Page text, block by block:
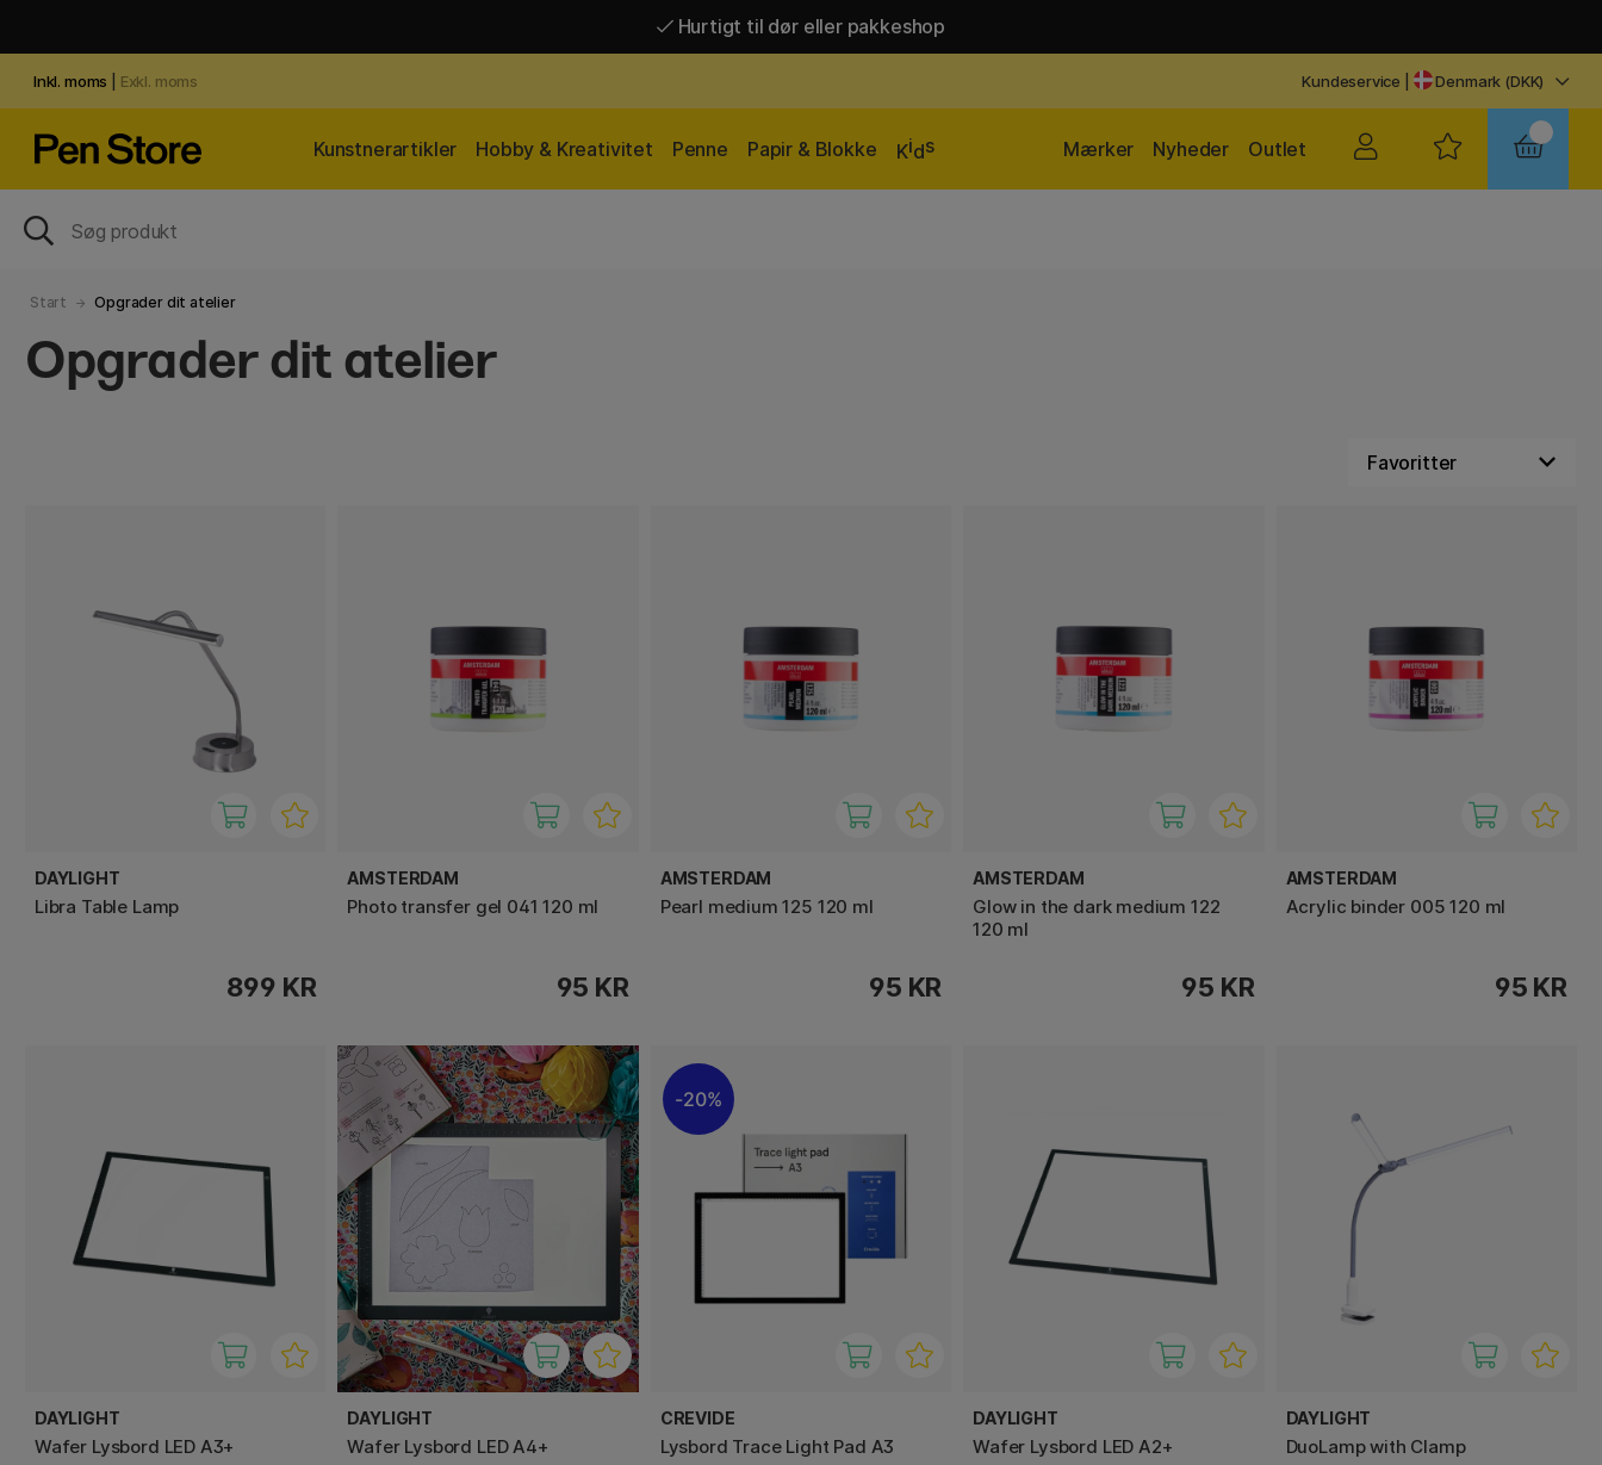
Hurtigt til dør eller pakkeshop
Inkl. moms Exkl. moms Kundeservice Denmark (DKK)
Kunstnerartikler Hobby & Kreativitet Penne Papir & Blokke Kids Outlet
Nyheder
Mærker
Start Opgrader dit atelier
Opgrader dit atelier
DAYLIGHT
Libra Table Lamp
899 KR
AMSTERDAM
Photo transfer gel 041 120 ml
95 KR
AMSTERDAM
Pearl medium 125 120 ml
95 KR
AMSTERDAM
Glow in the dark medium 122
120 ml
95 KR
AMSTERDAM
Acrylic binder 005 120 ml
95 KR
DAYLIGHT
Wafer Lysbord LED A3+
DAYLIGHT
Wafer Lysbord LED A4+
20%
CREVIDE
Lysbord Trace Light Pad A3
DAYLIGHT
Wafer Lysbord LED A2+
DAYLIGHT
DuoLamp with Clamp